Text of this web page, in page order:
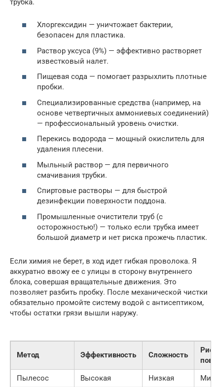
трубка.
Хлоргексидин — уничтожает бактерии,
безопасен для пластика.
Раствор уксуса (9%) — эффективно растворяет
известковый налет.
Пищевая сода — помогает разрыхлить плотные
пробки.
Специализированные средства (например, на
основе четвертичных аммониевых соединений)
— профессиональный уровень очистки.
Перекись водорода — мощный окислитель для
удаления плесени.
Мыльный раствор — для первичного
смачивания трубки.
Спиртовые растворы — для быстрой
дезинфекции поверхности поддона.
Промышленные очистители труб (с
осторожностью!) — только если трубка имеет
большой диаметр и нет риска прожечь пластик.
Если химия не берет, в ход идет гибкая проволока. Я
аккуратно ввожу ее с улицы в сторону внутреннего
блока, совершая вращательные движения. Это
позволяет разбить пробку. После механической чистки
обязательно промойте систему водой с антисептиком,
чтобы остатки грязи вышли наружу.
Метод Эффективность Сложность
Риск
Пылесос
Высокая Низкая